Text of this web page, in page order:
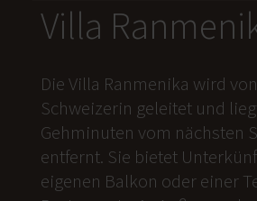
Villa
Die Villa Ranmenika wird
Schweizerin geleitet und
Gehminuten vom nächsten
entfernt. Sie bietet
eigenen Balkon oder einer